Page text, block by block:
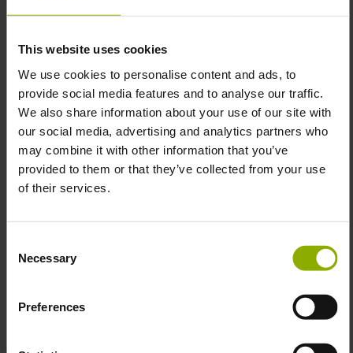
This website uses cookies
We use cookies to personalise content and ads, to
provide social media features and to analyse our traffic.
We also share information about your use of our site with
our social media, advertising and analytics partners who
may combine it with other information that you’ve
provided to them or that they’ve collected from your use
of their services.
Selection
Necessary
Preferences
Hingucker
links drehen). Kein Trockner, nicht direkt über den
Klassisches Schwarz für einen zeitlosen,
Langlebiger Digitaldruck für
satte Farben, die auch nach unzähligen Wäschen
Echte Slayer bekämpfen nicht nur Dämonen – sie tun es